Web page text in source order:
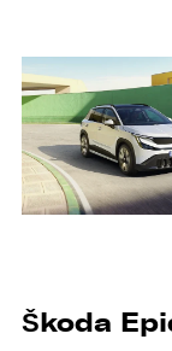
Škoda